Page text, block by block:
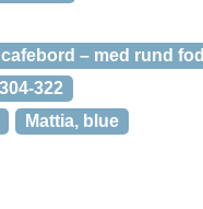
– med rund fod
322
Mattia, blue